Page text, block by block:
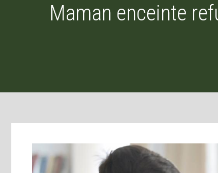
Maman enceinte